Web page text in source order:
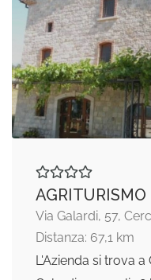
Via Galardi, 57,
Distanza: 67,1 km
L'Azienda si trova